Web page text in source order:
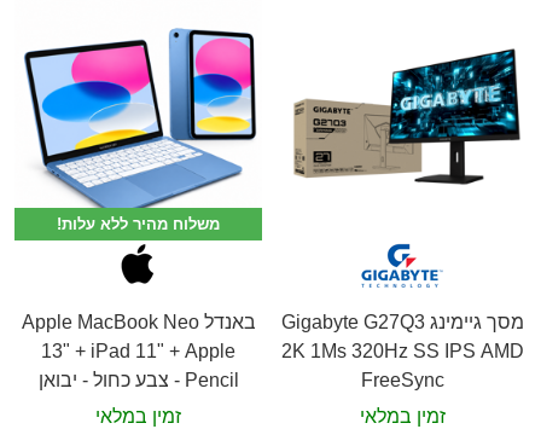
מסך גיימינג Gigabyte G27Q3
2K 1Ms 320Hz SS IPS AMD
FreeSync
זמין במלאי
משלוח מהיר ללא עלות!
באנדל Apple MacBook Neo
13" + iPad 11" + Apple
Pencil - צבע כחול - יבואן
רשמי
זמין במלאי